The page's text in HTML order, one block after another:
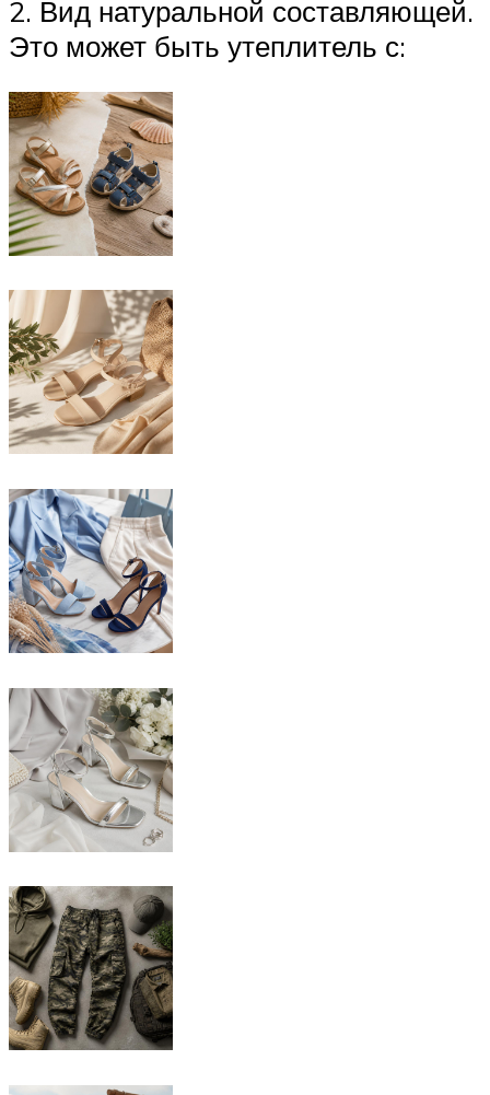
2. Вид натуральной составляющей.
Это может быть утеплитель с: